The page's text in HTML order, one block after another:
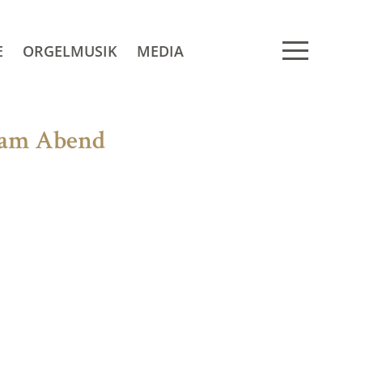
ORGELMUSIK MEDIA
Abend